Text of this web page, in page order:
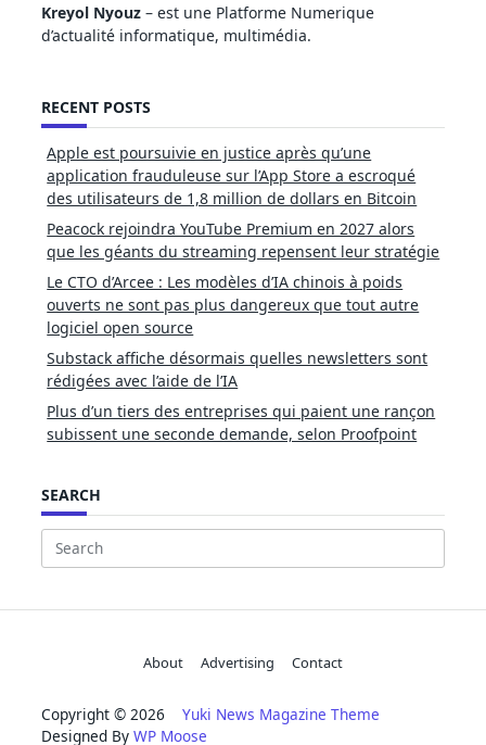
Kreyol Nyouz – est une Platforme Numerique
d’actualité informatique, multimédia.
RECENT POSTS
Apple est poursuivie en justice après qu’une
application frauduleuse sur l’App Store a escroqué
des utilisateurs de 1,8 million de dollars en Bitcoin
Peacock rejoindra YouTube Premium en 2027 alors
que les géants du streaming repensent leur stratégie
Le CTO d’Arcee : Les modèles d’IA chinois à poids
ouverts ne sont pas plus dangereux que tout autre
logiciel open source
Substack affiche désormais quelles newsletters sont
rédigées avec l’aide de l’IA
Plus d’un tiers des entreprises qui paient une rançon
subissent une seconde demande, selon Proofpoint
SEARCH
Search
About Advertising Contact
Copyright © 2026 Yuki News Magazine Theme
Designed By WP Moose